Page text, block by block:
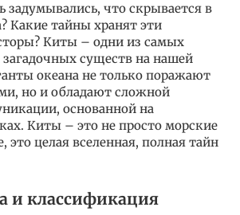
задумывались, что скрывается в
Какие тайны хранят эти
Киты – одни из самых
существ на нашей
океана не только поражают
но и обладают сложной
основанной на
Киты – это не просто морские
целая вселенная, полная тайн
и классификация